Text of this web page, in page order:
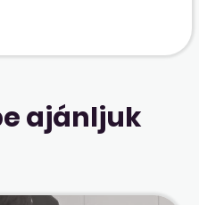
ajánljuk